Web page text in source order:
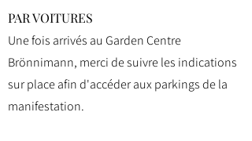
PAR VOITURES
Une fois arrivés au Garden Centre
Brönnimann, merci de suivre les indications
sur place afin d'accéder aux parkings de la
manifestation.